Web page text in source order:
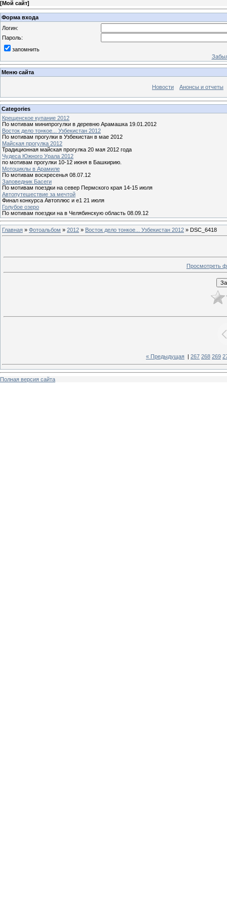
[Мой сайт]
Форма входа
Логин:
Пароль:
запомнить
Меню сайта
Новости Анонсы и отчеты
Categories
Крещенское купание 2012
По мотивам минипрогулки в деревню Арамашка 19.01.2012
Восток дело тонкое... Узбекистан 2012
По мотивам прогулки в Узбекистан в мае 2012
Майская прогулка 2012
Традиционная майская прогулка 20 мая 2012 года
Чудеса Южного Урала 2012
по мотивам прогулки 10-12 июня в Башкирию.
Мотоциклы в Арамиле
По мотивам воскресенья 08.07.12
Заповедник Басеги
По мотивам поездки на север Пермского края 14-15 июля
Автопутешествие за мечтой
Финал конкурса Автоплюс и е1 21 июля
Голубое озеро
По мотивам поездки на в Челябинскую область 08.09.12
Главная » Фотоальбом » 2012 » Восток дело тонкое... Узбекистан 2012 » DSC_6418
Просмотреть
« Предыдущая 267 268 269
Полная версия сайта